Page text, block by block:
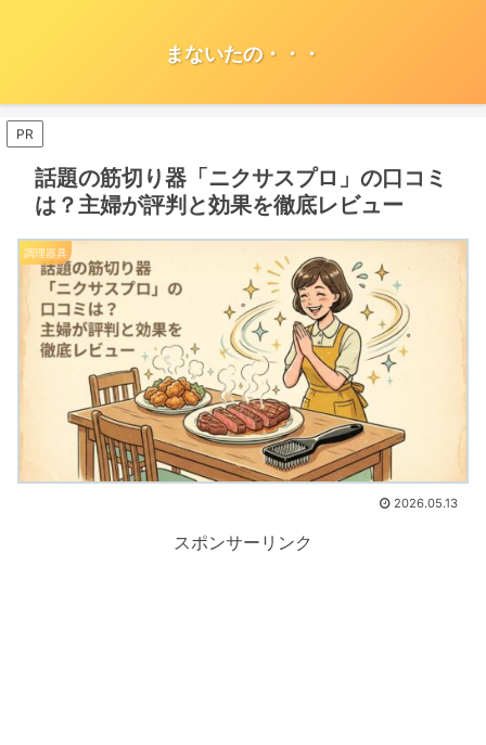
まないたの・・・
PR
話題の筋切り器「ニクサスプロ」の口コミ
は？主婦が評判と効果を徹底レビュー
調理器具
2026.05.13
スポンサーリンク